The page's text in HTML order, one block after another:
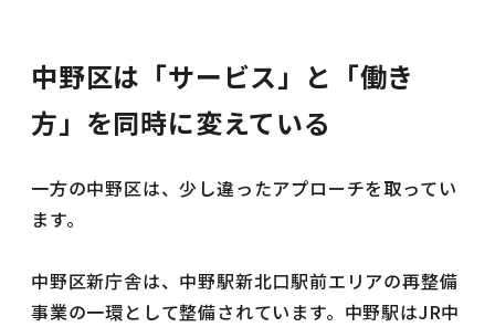
中野区は「サービス」と「働き
方」を同時に変えている
一方の中野区は、少し違ったアプローチを取ってい
ます。
中野区新庁舎は、中野駅新北口駅前エリアの再整備
事業の一環として整備されています。中野駅はJR中